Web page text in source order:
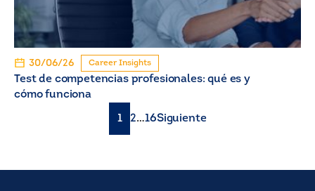
30/06/26 Career Insights
Test de competencias profesionales: qué es y
cómo funciona
Paginación
1 2…16Siguiente